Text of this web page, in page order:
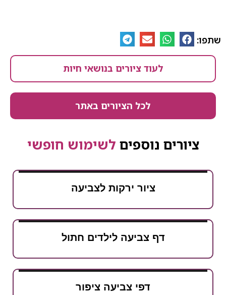
לעוד ציורים בנושאי חיות
לכל הציורים באתר
נוספים לשימוש חופשי
ציור ירקות לצביעה
דף צביעה לילדים חתול
דפי צביעה ציפור